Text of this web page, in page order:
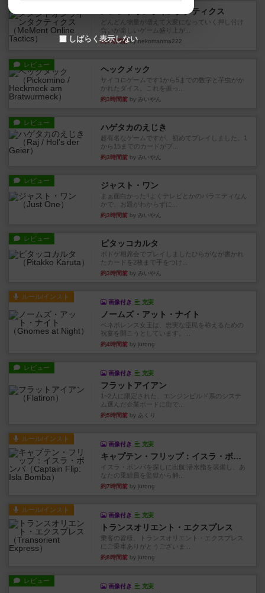
メメントオンラインタクティクス
どんどん物量が増えて大変になっていく押し付け
合いが楽しいゲーム盛り上が...
約1時間前by nekomanma222
レビュー ヘックメック
サイコロゲームです1から5までの数字と芋虫がか
かれたダイス。これを振っ...
約3時間前 by みいやん
レビュー ハゲタカのえじき
超有名なゲームですが、初めてプレイしました。1
から15までのカードがプ...
約3時間前 by みいやん
レビュー ジャスト・ワン
まぁ面白かった‼️よくテレビとかのバラエティなん
かで、お題がわからずに...
約3時間前 by みいやん
レビュー ピタッコカルタ
ボドゲ相席会でプレイしましたひらがなが書かれ
たカードを2枚まで手をつけ...
約3時間前 by みいやん
ルール/インスト
画像付き 充実
ノームズ・アット・ナイト
ベネボレンス女王は、忠実な臣民を称えるための
祝宴を開こうとしています。...
約4時間前 by jurong
レビュー
画像付き 充実
フラットアイアン
1~2人に限定された、エンジンビルド系のシステ
ム選んだ企業ボードに街で...
約5時間前 by あくり
ルール/インスト
画像付き 充実
キャプテン・フリップ：イスラ・ボンバ
イスラ・ボンバを探しに出航!潜水艦を装備し、あ
なたの乗組員を監獄から解...
約7時間前 by jurong
ルール/インスト
画像付き 充実
トランスオリエント・エクスプレス
乗客の皆様、トランスオリエント・エクスプレス
にご乗車ありがとうございま...
約8時間前 by jurong
レビュー
画像付き 充実
しばらく表示しない